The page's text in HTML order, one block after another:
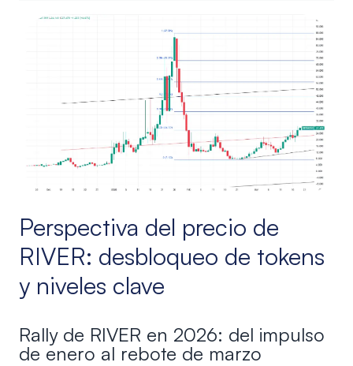
Perspectiva del precio de
RIVER: desbloqueo de tokens
y niveles clave
Rally de RIVER en 2026: del impulso
de enero al rebote de marzo